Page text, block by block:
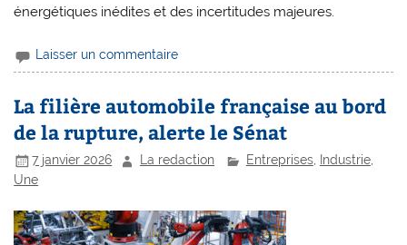
énergétiques inédites et des incertitudes majeures.
Laisser un commentaire
La filière automobile française au bord
de la rupture, alerte le Sénat
7 janvier 2026 La redaction Entreprises, Industrie,
Une